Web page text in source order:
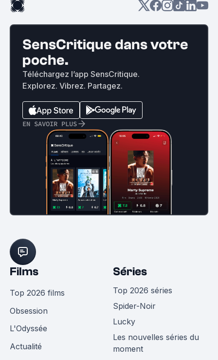
SensCritique dans votre
poche.
Téléchargez l’app SensCritique.
Explorez. Vibrez. Partagez.
EN SAVOIR PLUS
Films
Top 2026 films
Obsession
L'Odyssée
Actualité
Séries
Top 2026 séries
Spider-Noir
Lucky
Les nouvelles séries du
moment